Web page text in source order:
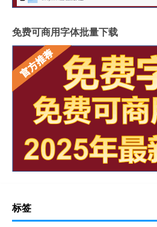
免费可商用字体批量下载
标签